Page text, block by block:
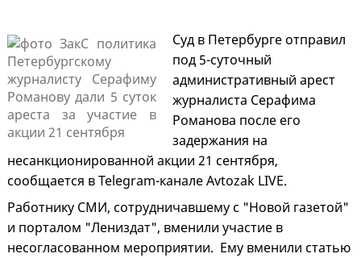
Суд в Петербурге отправил
под 5-суточный
административный арест
журналиста Серафима
Романова после его
задержания на
несанкционированной акции 21 сентября,
сообщается в Telegram-канале Avtozak LIVE.
Работнику СМИ, сотрудничавшему с "Новой газетой"
и порталом "Лениздат", вменили участие в
несогласованном мероприятии. Ему вменили статью